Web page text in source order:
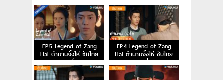
ตอนที่ 7
ตอนที่ 6
EP.5 Legend of Zang
Hai ตำนานจั้งไห่ ซับไทย
ตอนที่ 5
EP.4 Legend of Zang
Hai ตำนานจั้งไห่ ซับไทย
ตอนที่ 4